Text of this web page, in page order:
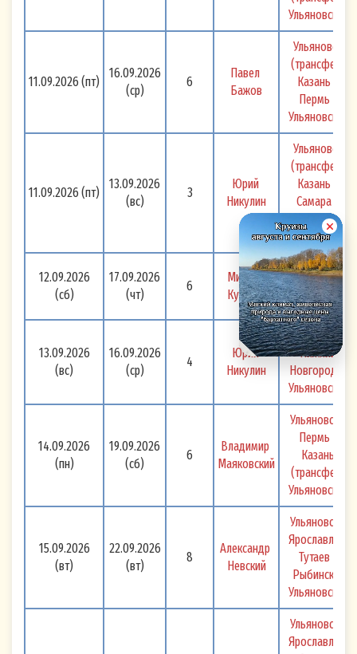
Ульяновск
11.09.2026 (пт)
16.09.2026
(ср)
6
Павел
Бажов
Ульяновск
(трансфер)
Казань -
Пермь -
Ульяновск
11.09.2026 (пт)
13.09.2026
(вс)
3
Юрий
Никулин
Ульяновск
(трансфер)
Казань -
Самара -
Ульяновск
Уикэнд!
12.09.2026
(сб)
17.09.2026
(чт)
6
Михаил
Кутузов
Ульяновск -
Волгоград -
Ульяновск
13.09.2026
(вс)
16.09.2026
(ср)
4
Юрий
Никулин
Ульяновск -
Нижний
Новгород -
Ульяновск
14.09.2026
(пн)
19.09.2026
(сб)
6
Владимир
Маяковский
Ульяновск -
Пермь -
Казань
(трансфер)
Ульяновск
15.09.2026
(вт)
22.09.2026
(вт)
8
Александр
Невский
Ульяновск -
Ярославль -
Тутаев -
Рыбинск -
Ульяновск
Ульяновск -
Ярославль +